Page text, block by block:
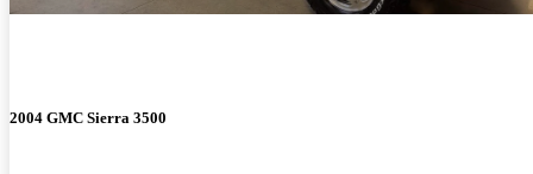
2004 GMC Sierra 3500